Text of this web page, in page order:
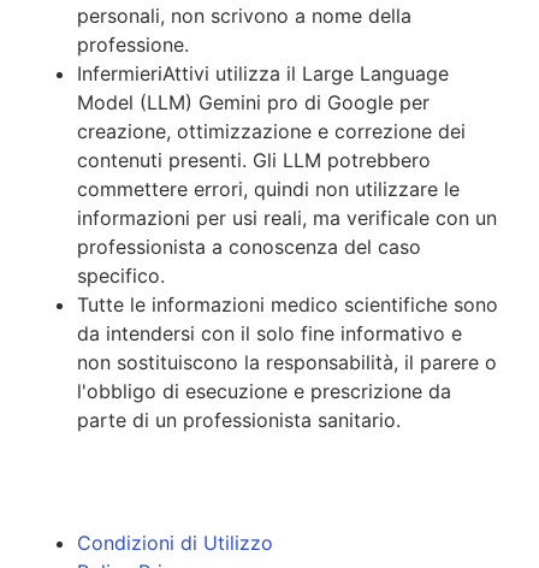
personali, non scrivono a nome della
professione.
InfermieriAttivi utilizza il Large Language
Model (LLM) Gemini pro di Google per
creazione, ottimizzazione e correzione dei
contenuti presenti. Gli LLM potrebbero
commettere errori, quindi non utilizzare le
informazioni per usi reali, ma verificale con un
professionista a conoscenza del caso
specifico.
Tutte le informazioni medico scientifiche sono
da intendersi con il solo fine informativo e
non sostituiscono la responsabilità, il parere o
l'obbligo di esecuzione e prescrizione da
parte di un professionista sanitario.
Condizioni di Utilizzo